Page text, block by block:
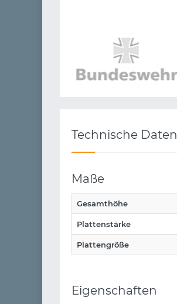
Technische Daten
Maße
Gesamthöhe
Plattenstärke
Plattengröße
Eigenschaften